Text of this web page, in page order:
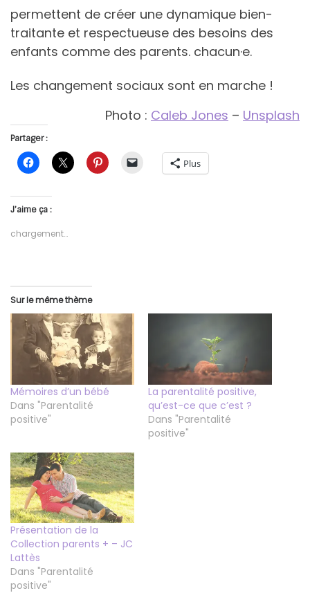
permettent de créer une dynamique bien-
traitante et respectueuse des besoins des
enfants comme des parents. chacun·e.
Les changement sociaux sont en marche !
Photo : Caleb Jones – Unsplash
Partager :
Plus
J’aime ça :
chargement…
Sur le même thème
Mémoires d’un bébé
Dans "Parentalité
positive"
La parentalité positive,
qu’est-ce que c’est ?
Dans "Parentalité
positive"
Présentation de la
Collection parents + – JC
Lattès
Dans "Parentalité
positive"